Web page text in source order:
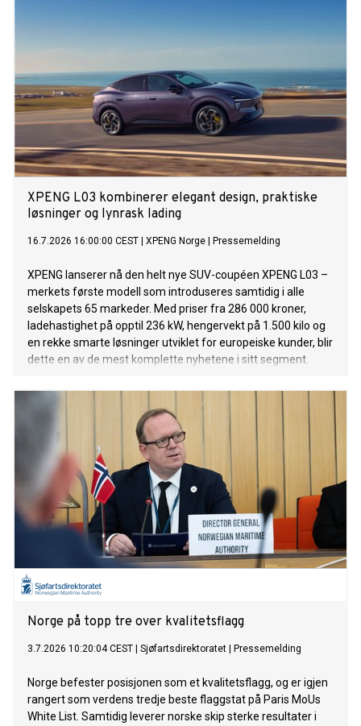
XPENG L03 kombinerer elegant design, praktiske
løsninger og lynrask lading
16.7.2026 16:00:00 CEST XPENG Norge Pressemelding
XPENG lanserer nå den helt nye SUV-coupéen XPENG L03 –
merkets første modell som introduseres samtidig i alle
selskapets 65 markeder. Med priser fra 286 000 kroner,
ladehastighet på opptil 236 kW, hengervekt på 1.500 kilo og
en rekke smarte løsninger utviklet for europeiske kunder, blir
dette en av de mest komplette nyhetene i sitt segment.
Norge på topp tre over kvalitetsflagg
3.7.2026 10:20:04 CEST Sjøfartsdirektoratet Pressemelding
Norge befester posisjonen som et kvalitetsflagg, og er igjen
rangert som verdens tredje beste flaggstat på Paris MoUs
White List. Samtidig leverer norske skip sterke resultater i